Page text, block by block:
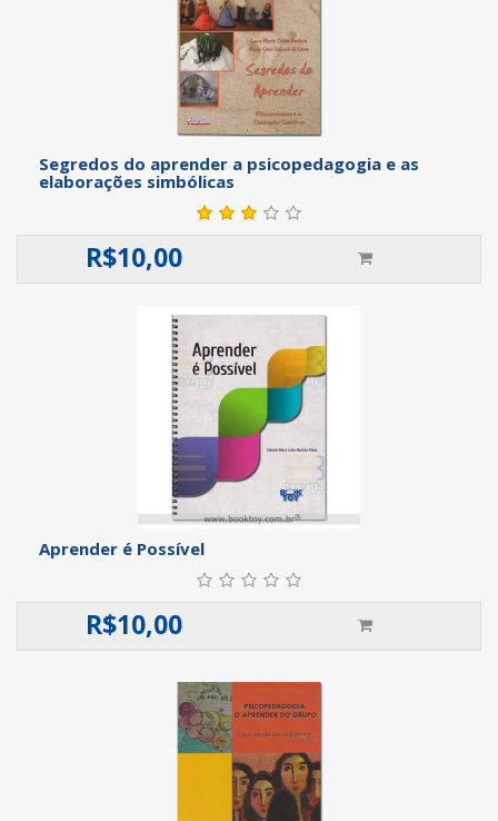
Segredos do aprender a psicopedagogia e as
elaborações simbólicas
R$10,00
Aprender é Possível
R$10,00